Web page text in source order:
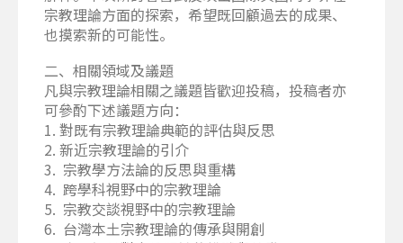
宗教理論方面的探索，希望既回顧過去的成果、
也摸索新的可能性。
二、相關領域及議題
凡與宗教理論相關之議題皆歡迎投稿，投稿者亦
可參酌下述議題方向：
1. 對既有宗教理論典範的評估與反思
2. 新近宗教理論的引介
3. 宗教學方法論的反思與重構
4. 跨學科視野中的宗教理論
5. 宗教交談視野中的宗教理論
6. 台灣本土宗教理論的傳承與開創